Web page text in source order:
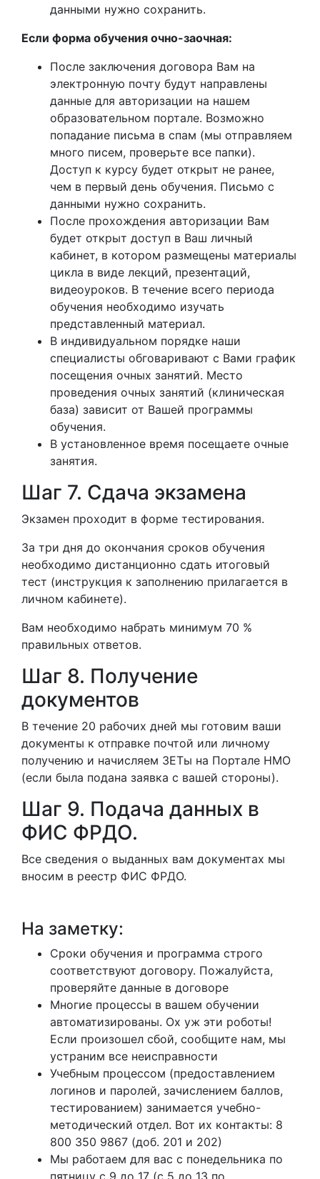
данными нужно сохранить.
Если форма обучения очно-заочная:
После заключения договора Вам на
электронную почту будут направлены
данные для авторизации на нашем
образовательном портале. Возможно
попадание письма в спам (мы отправляем
много писем, проверьте все папки).
Доступ к курсу будет открыт не ранее,
чем в первый день обучения. Письмо с
данными нужно сохранить.
После прохождения авторизации Вам
будет открыт доступ в Ваш личный
кабинет, в котором размещены материалы
цикла в виде лекций, презентаций,
видеоуроков. В течение всего периода
обучения необходимо изучать
представленный материал.
В индивидуальном порядке наши
специалисты обговаривают с Вами график
посещения очных занятий. Место
проведения очных занятий (клиническая
база) зависит от Вашей программы
обучения.
В установленное время посещаете очные
занятия.
Шаг 7. Сдача экзамена
Экзамен проходит в форме тестирования.
За три дня до окончания сроков обучения
необходимо дистанционно сдать итоговый
тест (инструкция к заполнению прилагается в
личном кабинете).
Вам необходимо набрать минимум 70 %
правильных ответов.
Шаг 8. Получение
документов
В течение 20 рабочих дней мы готовим ваши
документы к отправке почтой или личному
получению и начисляем ЗЕТы на Портале НМО
(если была подана заявка с вашей стороны).
Шаг 9. Подача данных в
ФИС ФРДО.
Все сведения о выданных вам документах мы
вносим в реестр ФИС ФРДО.
На заметку:
Сроки обучения и программа строго
соответствуют договору. Пожалуйста,
проверяйте данные в договоре
Многие процессы в вашем обучении
автоматизированы. Ох уж эти роботы!
Если произошел сбой, сообщите нам, мы
устраним все неисправности
Учебным процессом (предоставлением
логинов и паролей, зачислением баллов,
тестированием) занимается учебно-
методический отдел. Вот их контакты: 8
800 350 9867 (доб. 201 и 202)
Мы работаем для вас с понедельника по
пятницу с 9 до 17 (с 5 до 13 по